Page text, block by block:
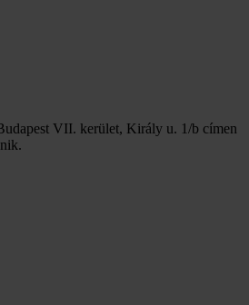
VII. kerület, Király u. 1/b címen